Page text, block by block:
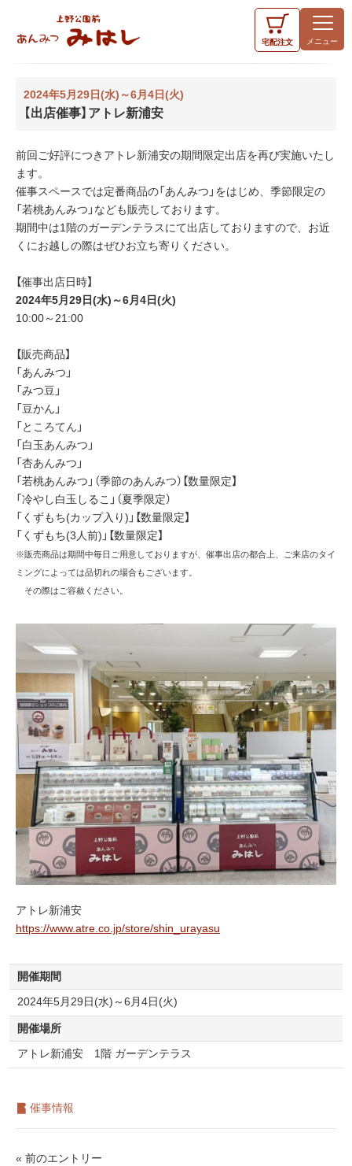
宅配注文
2024年5月29日(水)～6月4日(火)
【出店催事】アトレ新浦安
前回ご好評につきアトレ新浦安の期間限定出店を再び実施いたし
ます。
催事スペースでは定番商品の「あんみつ」をはじめ、季節限定の
「若桃あんみつ」なども販売しております。
期間中は1階のガーデンテラスにて出店しておりますので、お近
くにお越しの際はぜひお立ち寄りください。
【催事出店日時】
2024年5月29日(水)～6月4日(火)
10:00～21:00
【販売商品】
「あんみつ」
「みつ豆」
「豆かん」
「ところてん」
「白玉あんみつ」
「杏あんみつ」
「若桃あんみつ」（季節のあんみつ）【数量限定】
「冷やし白玉しるこ」（夏季限定）
「くずもち(カップ入り)」【数量限定】
「くずもち(3人前)」【数量限定】
※販売商品は期間中毎日ご用意しておりますが、催事出店の都合上、ご来店のタイ
ミングによっては品切れの場合もございます。
その際はご容赦ください。
アトレ新浦安
https://www.atre.co.jp/store/shin_urayasu
開催期間
2024年5月29日(水)～6月4日(火)
開催場所
アトレ新浦安 1階 ガーデンテラス
催事情報
« 前のエントリー